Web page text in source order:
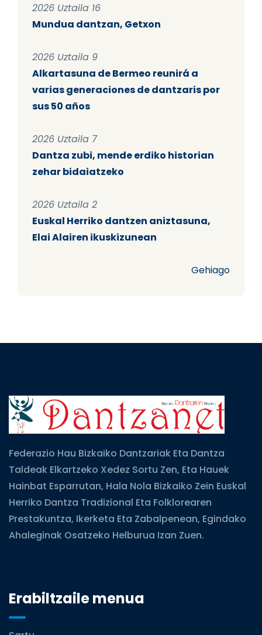
2026 Uztaila 16
Mundua dantzan, Getxon
2026 Uztaila 9
Alkartasuna de Bermeo reunirá a
varias generaciones de dantzaris por
sus 50 años
2026 Uztaila 7
Dantza zubi, mende erdiko historian
zehar bidaiatzeko
2026 Uztaila 2
Euskal Herriko dantzen aniztasuna,
Elai Alairen ikuskizunean
Gehiago
Federazio Hau Bizkaiko Dantzariak Eta Dantza
Taldeak Elkartzeko Xedez Sortu Zen, Eta Hauek
Hainbat Esparrutan, Hala Nola Bizkaiko Zein Euskal
Herriko Dantza Tradizional Eta Folklorearen
Prestakuntza, Ikerketa Eta Zabalpenean, Egindako
Ahaleginak Osatzeko Helburua Izan Zuen.
Erabiltzaile menua